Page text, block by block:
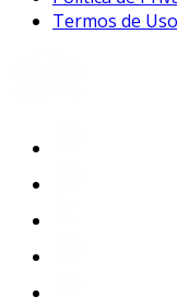
Termos de Uso